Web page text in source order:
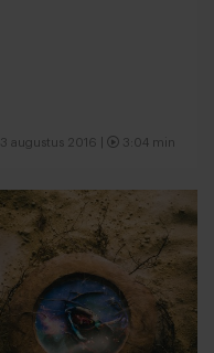
3 augustus 2016 | 3:04 min